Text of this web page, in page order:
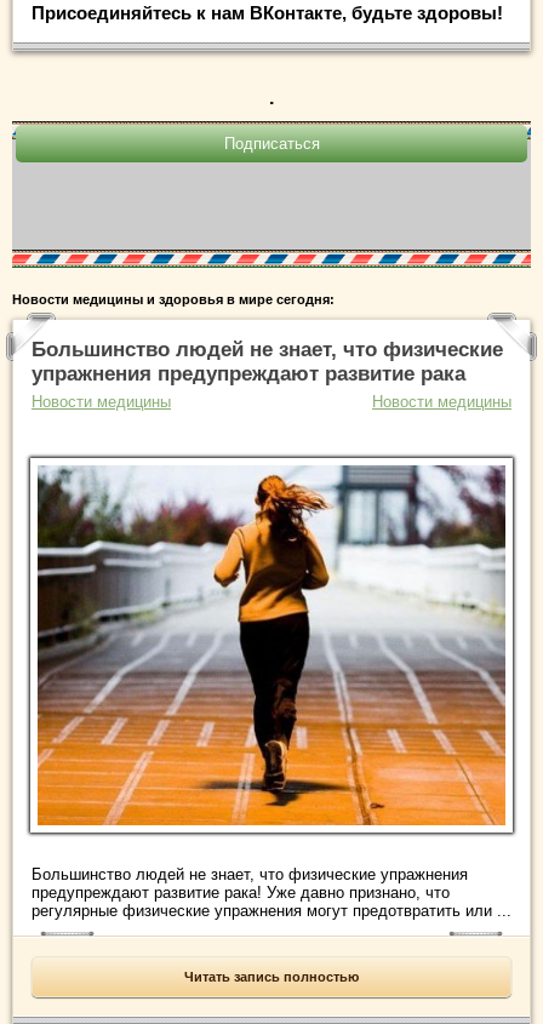
Присоединяйтесь к нам ВКонтакте, будьте здоровы!
.
Новости медицины и здоровья в мире сегодня:
Большинство людей не знает, что физические
упражнения предупреждают развитие рака
Новости медицины Новости медицины
Большинство людей не знает, что физические упражнения
предупреждают развитие рака! Уже давно признано, что
регулярные физические упражнения могут предотвратить или ...
Читать запись полностью